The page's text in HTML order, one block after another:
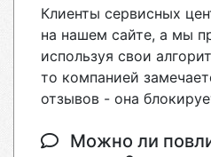
Клиенты сервисных
на нашем сайте, а мы
используя свои
то компанией
отзывов - она
Можно ли